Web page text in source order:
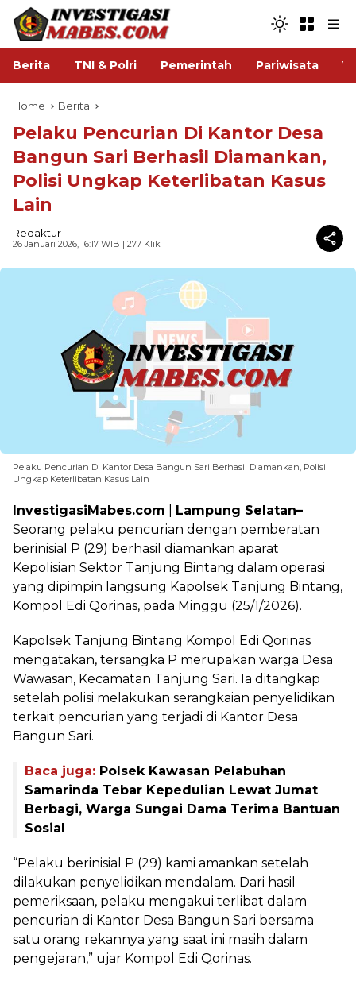
Berita TNI & Polri Pemerintah Pariwisata
Home Berita
Pelaku Pencurian Di Kantor Desa
Bangun Sari Berhasil Diamankan,
Polisi Ungkap Keterlibatan Kasus
Lain
Redaktur
26 Januari 2026, 16:17 WIB | 277 Klik
Pelaku Pencurian Di Kantor Desa Bangun Sari Berhasil Diamankan, Polisi
Ungkap Keterlibatan Kasus Lain
InvestigasiMabes.com
Lampung Selatan–
Seorang pelaku pencurian dengan pemberatan
berinisial P (29) berhasil diamankan aparat
Kepolisian Sektor Tanjung Bintang dalam operasi
yang dipimpin langsung Kapolsek Tanjung Bintang,
Kompol Edi Qorinas, pada Minggu (25/1/2026).
Kapolsek Tanjung Bintang Kompol Edi Qorinas
mengatakan, tersangka P merupakan warga Desa
Wawasan, Kecamatan Tanjung Sari. Ia ditangkap
setelah polisi melakukan serangkaian penyelidikan
terkait pencurian yang terjadi di Kantor Desa
Bangun Sari.
Baca juga: Polsek Kawasan Pelabuhan
Samarinda Tebar Kepedulian Lewat Jumat
Berbagi, Warga Sungai Dama Terima Bantuan
Sosial
“Pelaku berinisial P (29) kami amankan setelah
dilakukan penyelidikan mendalam. Dari hasil
pemeriksaan, pelaku mengakui terlibat dalam
pencurian di Kantor Desa Bangun Sari bersama
satu orang rekannya yang saat ini masih dalam
pengejaran,” ujar Kompol Edi Qorinas.